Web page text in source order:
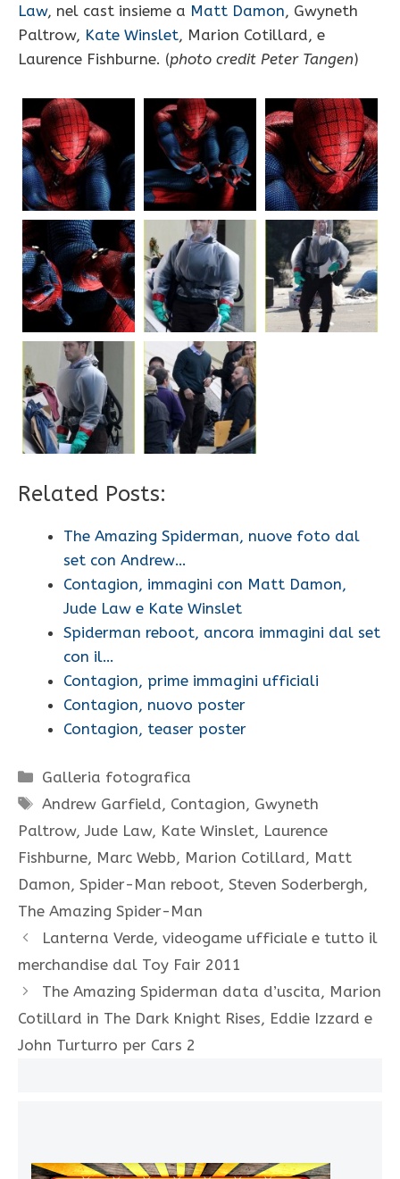
Law, nel cast insieme a Matt Damon, Gwyneth
Paltrow, Kate Winslet, Marion Cotillard, e
Laurence Fishburne. (photo credit Peter Tangen)
Related Posts:
The Amazing Spiderman, nuove foto dal
set con Andrew…
Contagion, immagini con Matt Damon,
Jude Law e Kate Winslet
Spiderman reboot, ancora immagini dal set
con il…
Contagion, prime immagini ufficiali
Contagion, nuovo poster
Contagion, teaser poster
Categorie
Galleria fotografica
Tag
Andrew Garfield, Contagion, Gwyneth
Paltrow, Jude Law, Kate Winslet, Laurence
Fishburne, Marc Webb, Marion Cotillard, Matt
Damon, Spider-Man reboot, Steven Soderbergh,
The Amazing Spider-Man
Lanterna Verde, videogame ufficiale e tutto il
merchandise dal Toy Fair 2011
The Amazing Spiderman data d’uscita, Marion
Cotillard in The Dark Knight Rises, Eddie Izzard e
John Turturro per Cars 2